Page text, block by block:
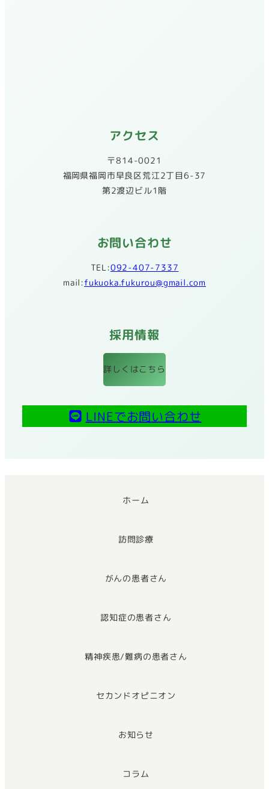
アクセス
〒814-0021
​福岡県福岡市早良区荒江2丁目6-37
第2渡辺ビル1階
お問い合わせ
TEL:092-407-7337
mail:fukuoka.fukurou@gmail.com
採用情報
詳しくはこちら
LINEでお問い合わせ
ホーム
訪問診療
がんの患者さん
認知症の患者さん
精神疾患/難病の患者さん
セカンドオピニオン
お知らせ
コラム